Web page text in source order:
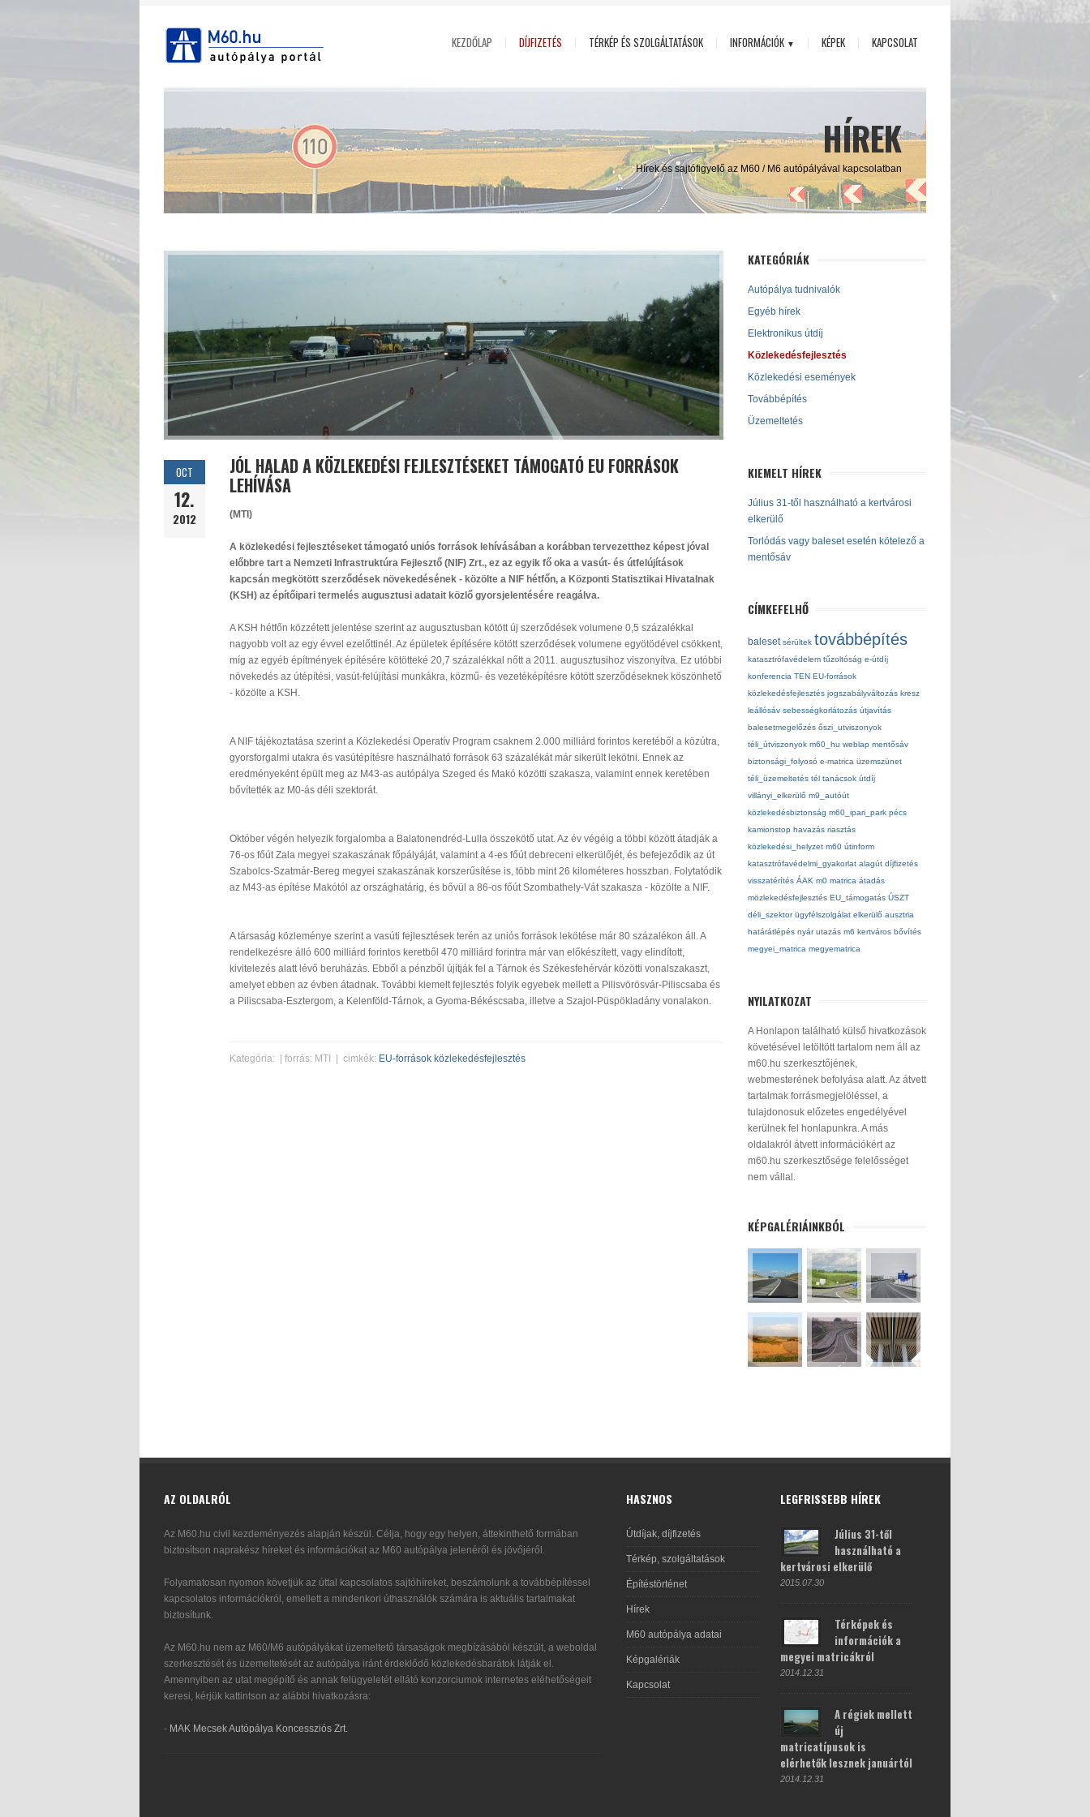
KEZDŐLAP DÍJFIZETÉS TÉRKÉP ÉS SZOLGÁLTATÁSOK INFORMÁCIÓK ▼ KÉPEK KAPCSOLAT
HÍREK
Hírek és sajtófigyelő az M60 / M6 autópályával kapcsolatban
OCT
12.
2012
JÓL HALAD A KÖZLEKEDÉSI FEJLESZTÉSEKET TÁMOGATÓ EU FORRÁSOK
LEHÍVÁSA
(MTI)
A közlekedési fejlesztéseket támogató uniós források lehívásában a korábban tervezetthez képest jóval
előbbre tart a Nemzeti Infrastruktúra Fejlesztő (NIF) Zrt., ez az egyik fő oka a vasút- és útfelújítások
kapcsán megkötött szerződések növekedésének - közölte a NIF hétfőn, a Központi Statisztikai Hivatalnak
(KSH) az építőipari termelés augusztusi adatait közlő gyorsjelentésére reagálva.
A KSH hétfőn közzétett jelentése szerint az augusztusban kötött új szerződések volumene 0,5 százalékkal
nagyobb volt az egy évvel ezelőttinél. Az épületek építésére kötött szerződések volumene egyötödével csökkent,
míg az egyéb építmények építésére kötötteké 20,7 százalékkal nőtt a 2011. augusztusihoz viszonyítva. Ez utóbbi
növekedés az útépítési, vasút-felújítási munkákra, közmű- és vezetéképítésre kötött szerződéseknek köszönhető
- közölte a KSH.
A NIF tájékoztatása szerint a Közlekedési Operatív Program csaknem 2.000 milliárd forintos keretéből a közútra,
gyorsforgalmi utakra és vasútépítésre használható források 63 százalékát már sikerült lekötni. Ennek az
eredményeként épült meg az M43-as autópálya Szeged és Makó közötti szakasza, valamint ennek keretében
bővítették az M0-ás déli szektorát.
Október végén helyezik forgalomba a Balatonendréd-Lulla összekötő utat. Az év végéig a többi között átadják a
76-os főút Zala megyei szakaszának főpályáját, valamint a 4-es főút debreceni elkerülőjét, és befejeződik az út
Szabolcs-Szatmár-Bereg megyei szakaszának korszerűsítése is, több mint 26 kilométeres hosszban. Folytatódik
az M43-as építése Makótól az országhatárig, és bővül a 86-os főút Szombathely-Vát szakasza - közölte a NIF.
A társaság közleménye szerint a vasúti fejlesztések terén az uniós források lekötése már 80 százalékon áll. A
rendelkezésre álló 600 milliárd forintos keretből 470 milliárd forintra már van előkészített, vagy elindított,
kivitelezés alatt lévő beruházás. Ebből a pénzből újítják fel a Tárnok és Székesfehérvár közötti vonalszakaszt,
amelyet ebben az évben átadnak. További kiemelt fejlesztés folyik egyebek mellett a Pilisvörösvár-Piliscsaba és
a Piliscsaba-Esztergom, a Kelenföld-Tárnok, a Gyoma-Békéscsaba, illetve a Szajol-Püspökladány vonalakon.
Kategória: | forrás: MTI | cimkék: EU-források közlekedésfejlesztés
KATEGÓRIÁK
Autópálya tudnivalók
Egyéb hírek
Elektronikus útdíj
Közlekedésfejlesztés
Közlekedési események
Továbbépítés
Üzemeltetés
KIEMELT HÍREK
Július 31-től használható a kertvárosi
elkerülő
Torlódás vagy baleset esetén kötelező a
mentősáv
CÍMKEFELHŐ
baleset sérültek továbbépítés
katasztrófavédelem tűzoltóság e-útdíj
konferencia TEN EU-források
közlekedésfejlesztés jogszabályváltozás kresz
leállósáv sebességkorlátozás útjavítás
balesetmegelőzés őszi_utviszonyok
téli_útviszonyok m60_hu weblap mentősáv
biztonsági_folyosó e-matrica üzemszünet
téli_üzemeltetés tél tanácsok útdíj
villányi_elkerülő m9_autóút
közlekedésbiztonság m60_ipari_park pécs
kamionstop havazás riasztás
közlekedési_helyzet m60 útinform
katasztrófavédelmi_gyakorlat alagút díjfizetés
visszatérítés ÁAK m0 matrica átadás
mözlekedésfejlesztés EU_támogatás ÚSZT
déli_szektor ügyfélszolgálat elkerülő ausztria
határátlépés nyár utazás m6 kertváros bővítés
megyei_matrica megyematrica
NYILATKOZAT
A Honlapon található külső hivatkozások
követésével letöltött tartalom nem áll az
m60.hu szerkesztőjének,
webmesterének befolyása alatt. Az átvett
tartalmak forrásmegjelöléssel, a
tulajdonosuk előzetes engedélyével
kerülnek fel honlapunkra. A más
oldalakról átvett információkért az
m60.hu szerkesztősége felelősséget
nem vállal.
KÉPGALÉRIÁINKBÓL
AZ OLDALRÓL
Az M60.hu civil kezdeményezés alapján készül. Célja, hogy egy helyen, áttekinthető formában
biztosítson naprakész híreket és információkat az M60 autópálya jelenéről és jövőjéről.
Folyamatosan nyomon követjük az úttal kapcsolatos sajtóhíreket, beszámolunk a továbbépítéssel
kapcsolatos információkról, emellett a mindenkori úthasználók számára is aktuális tartalmakat
biztosítunk.
Az M60.hu nem az M60/M6 autópályákat üzemeltető társaságok megbízásából készült, a weboldal
szerkesztését és üzemeltetését az autópálya iránt érdeklődő közlekedésbarátok látják el.
Amennyiben az utat megépítő és annak felügyeletét ellátó konzorciumok internetes eléhetőségeit
keresi, kérjük kattintson az alábbi hivatkozásra:
- MAK Mecsek Autópálya Koncessziós Zrt.
HASZNOS
Útdíjak, díjfizetés
Térkép, szolgáltatások
Építéstörténet
Hírek
M60 autópálya adatai
Képgalériák
Kapcsolat
LEGFRISSEBB HÍREK
Július 31-től
használható a
kertvárosi elkerülő
2015.07.30
Térképek és
információk a
megyei matricákról
2014.12.31
A régiek mellett
új
matricatípusok is
elérhetők lesznek januártól
2014.12.31